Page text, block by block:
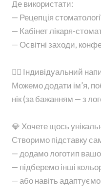
Де використати:
— Рецепція
— Кабінет лікаря-
— Освітні заходи,
👩‍⚕️ Індивідуальний
Можемо додати ім’я,
нік (за бажанням — з
💎 Хочете щось
Створимо підставку
— додамо логотип
— підберемо інші
— або навіть